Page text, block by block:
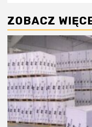
ZOBACZ